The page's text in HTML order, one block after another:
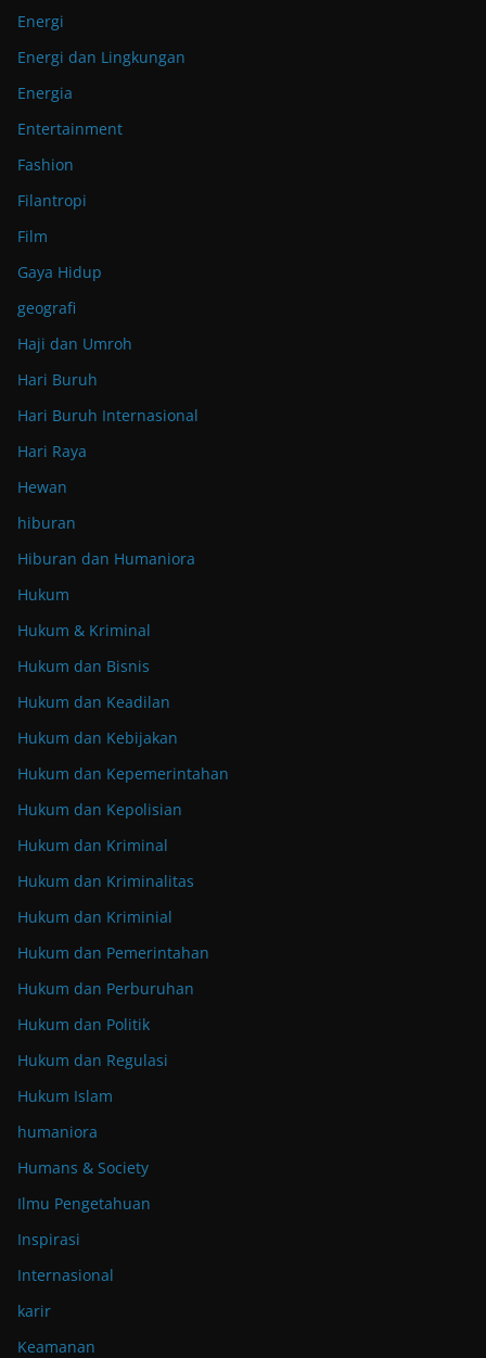
Energi
Energi dan Lingkungan
Energia
Entertainment
Fashion
Filantropi
Film
Gaya Hidup
geografi
Haji dan Umroh
Hari Buruh
Hari Buruh Internasional
Hari Raya
Hewan
hiburan
Hiburan dan Humaniora
Hukum
Hukum & Kriminal
Hukum dan Bisnis
Hukum dan Keadilan
Hukum dan Kebijakan
Hukum dan Kepemerintahan
Hukum dan Kepolisian
Hukum dan Kriminal
Hukum dan Kriminalitas
Hukum dan Kriminial
Hukum dan Pemerintahan
Hukum dan Perburuhan
Hukum dan Politik
Hukum dan Regulasi
Hukum Islam
humaniora
Humans & Society
Ilmu Pengetahuan
Inspirasi
Internasional
karir
Keamanan